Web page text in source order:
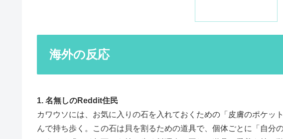
海外の反応
1. 名無しのReddit住民
カワウソには、お気に入りの石を入れておくための「皮膚のポケッ
んで持ち歩く。この石は貝を割るための道具で、個体ごとに「自分